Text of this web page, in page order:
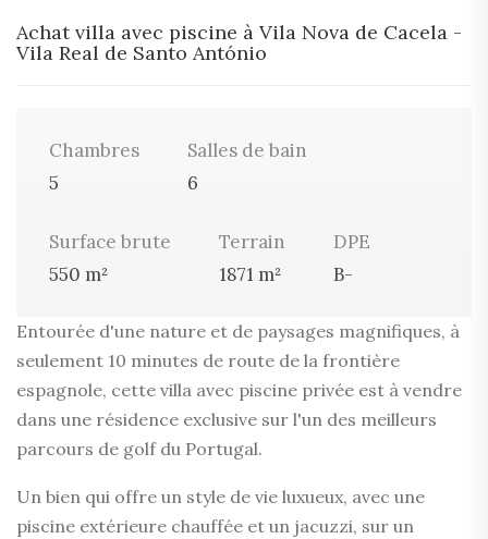
Achat villa avec piscine à Vila Nova de Cacela -
Vila Real de Santo António
Chambres
5
Salles de bain
6
Surface brute
550 m²
Terrain
1871 m²
DPE
B-
Entourée d'une nature et de paysages magnifiques, à
seulement 10 minutes de route de la frontière
espagnole, cette villa avec piscine privée est à vendre
dans une résidence exclusive sur l'un des meilleurs
parcours de golf du Portugal.
Un bien qui offre un style de vie luxueux, avec une
piscine extérieure chauffée et un jacuzzi, sur un